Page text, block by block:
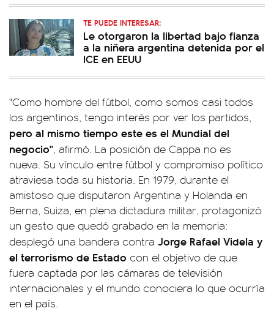
TE PUEDE INTERESAR:
Le otorgaron la libertad bajo fianza
a la niñera argentina detenida por el
ICE en EEUU
"Como hombre del fútbol, como somos casi todos
los argentinos, tengo interés por ver los partidos,
pero al mismo tiempo este es el Mundial del
negocio", afirmó. La posición de Cappa no es
nueva. Su vínculo entre fútbol y compromiso político
atraviesa toda su historia. En 1979, durante el
amistoso que disputaron Argentina y Holanda en
Berna, Suiza, en plena dictadura militar, protagonizó
un gesto que quedó grabado en la memoria:
desplegó una bandera contra Jorge Rafael Videla y
el terrorismo de Estado con el objetivo de que
fuera captada por las cámaras de televisión
internacionales y el mundo conociera lo que ocurría
en el país.